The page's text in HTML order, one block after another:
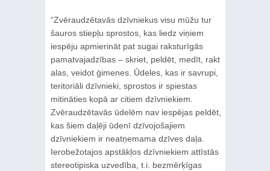
“Zvēraudzētavās dzīvniekus visu mūžu tur
šauros stiepļu sprostos, kas liedz viņiem
iespēju apmierināt pat sugai raksturīgās
pamatvajadzības – skriet, peldēt, medīt, rakt
alas, veidot ģimenes. Ūdeles, kas ir savrupi,
teritoriāli dzīvnieki, sprostos ir spiestas
mitināties kopā ar citiem dzīvniekiem.
Zvēraudzētavās ūdelēm nav iespējas peldēt,
kas šiem daļēji ūdenī dzīvojošajiem
dzīvniekiem ir neatņemama dzīves daļa.
Ierobežotajos apstākļos dzīvniekiem attīstās
stereotipiska uzvedība, t.i. bezmērķīgas